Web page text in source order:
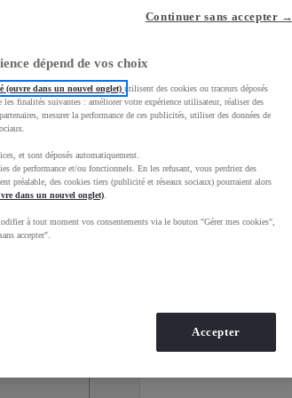
dépend de vos choix
(ouvre dans un nouvel onglet) utilisent des cookies ou traceurs déposés
finalités suivantes : améliorer votre expérience utilisateur, réaliser des
mesurer la performance de ces publicités, utiliser des données de
et sont déposés automatiquement.
de performance et/ou fonctionnels. En les refusant, vous perdriez des
préalable, des cookies tiers (publicité et réseaux sociaux) pourraient alors
dans un nouvel onglet)
à tout moment vos consentements via le bouton "Gérer mes cookies",
accepter".
Continuer sans accepter →
Accepter